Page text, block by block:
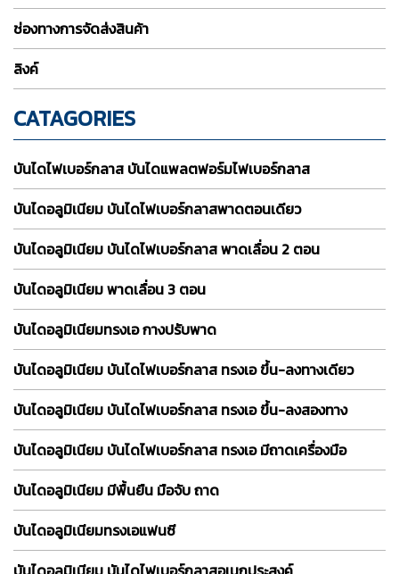
ช่องทางการจัดส่งสินค้า
ลิงค์
CATAGORIES
บันไดไฟเบอร์กลาส บันไดแพลตฟอร์มไฟเบอร์กลาส
บันไดอลูมิเนียม บันไดไฟเบอร์กลาสพาดตอนเดียว
บันไดอลูมิเนียม บันไดไฟเบอร์กลาส พาดเลื่อน 2 ตอน
บันไดอลูมิเนียม พาดเลื่อน 3 ตอน
บันไดอลูมิเนียมทรงเอ กางปรับพาด
บันไดอลูมิเนียม บันไดไฟเบอร์กลาส ทรงเอ ขึ้น-ลงทางเดียว
บันไดอลูมิเนียม บันไดไฟเบอร์กลาส ทรงเอ ขึ้น-ลงสองทาง
บันไดอลูมิเนียม บันไดไฟเบอร์กลาส ทรงเอ มีถาดเครื่องมือ
บันไดอลูมิเนียม มีพื้นยืน มือจับ ถาด
บันไดอลูมิเนียมทรงเอแฟนซี